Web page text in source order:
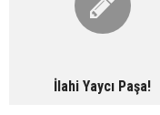
İlahi Yaycı Paşa!